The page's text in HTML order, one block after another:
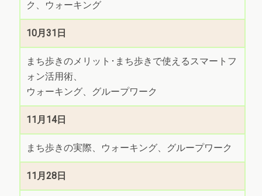
ク、ウォーキング
10月31日
まち歩きのメリット･まち歩きで使えるスマートフ
ォン活用術、
ウォーキング、グループワーク
11月14日
まち歩きの実際、ウォーキング、グループワーク
11月28日